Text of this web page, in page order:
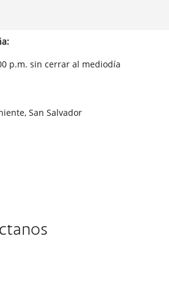
p.m. sin cerrar al mediodía
San Salvador